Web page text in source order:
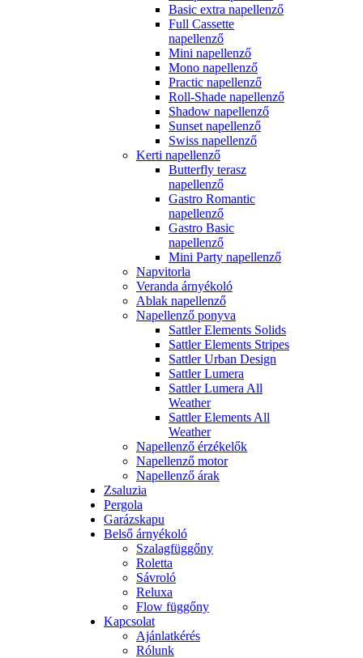
Basic extra napellenző
Full Cassette
napellenző
Mini napellenző
Mono napellenző
Practic napellenző
Roll-Shade napellenző
Shadow napellenző
Sunset napellenző
Swiss napellenző
Kerti napellenző
Butterfly terasz
napellenző
Gastro Romantic
napellenző
Gastro Basic
napellenző
Mini Party napellenző
Napvitorla
Veranda árnyékoló
Ablak napellenző
Napellenző ponyva
Sattler Elements Solids
Sattler Elements Stripes
Sattler Urban Design
Sattler Lumera
Sattler Lumera All
Weather
Sattler Elements All
Weather
Napellenző érzékelők
Napellenző motor
Napellenző árak
Zsaluzia
Pergola
Garázskapu
Belső árnyékoló
Szalagfüggőny
Roletta
Sávroló
Reluxa
Flow függőny
Kapcsolat
Ajánlatkérés
Rólunk